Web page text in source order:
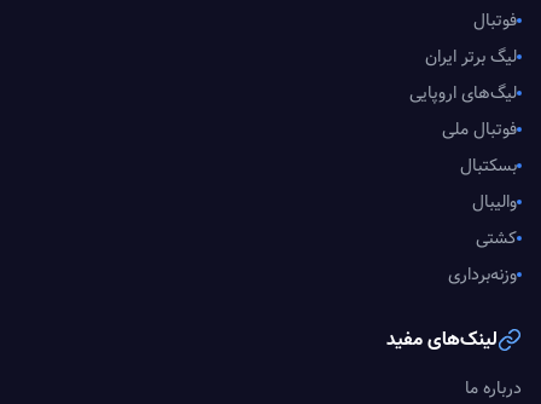
فوتبال
لیگ برتر ایران
لیگ‌های اروپایی
فوتبال ملی
بسکتبال
والیبال
کشتی
وزنه‌برداری
لینک‌های مفید
درباره ما